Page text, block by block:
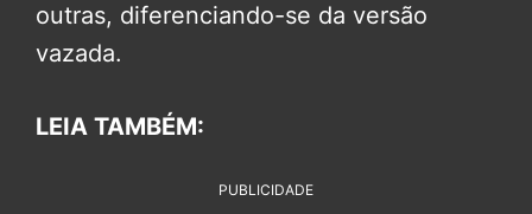
outras, diferenciando-se da versão
vazada.
LEIA TAMBÉM:
PUBLICIDADE